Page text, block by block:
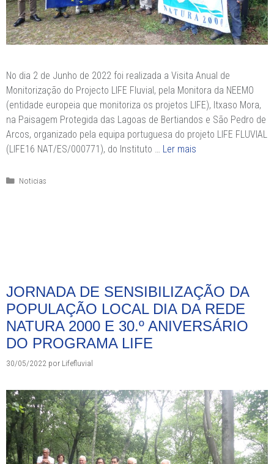
No dia 2 de Junho de 2022 foi realizada a Visita Anual de
Monitorização do Projecto LIFE Fluvial, pela Monitora da NEEMO
(entidade europeia que monitoriza os projetos LIFE), Itxaso Mora,
na Paisagem Protegida das Lagoas de Bertiandos e São Pedro de
Arcos, organizado pela equipa portuguesa do projeto LIFE FLUVIAL
(LIFE16 NAT/ES/000771), do Instituto … Ler mais
Categorias
Noticias
JORNADA DE SENSIBILIZAÇÃO DA
POPULAÇÃO LOCAL DIA DA REDE
NATURA 2000 E 30.º ANIVERSÁRIO
DO PROGRAMA LIFE
30/05/2022 por Lifefluvial